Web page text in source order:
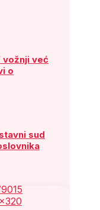
vožnji već
o
sud